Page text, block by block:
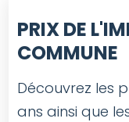
PRIX DE
COMMUNE
Découvrez les
ans ainsi que